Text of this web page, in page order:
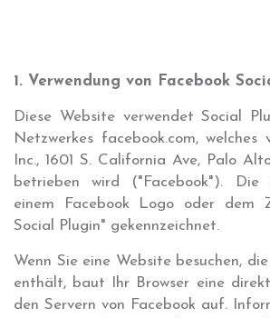
1. Verwendung von Facebook
Diese Website verwendet Social
Netzwerkes facebook.com, welches
Inc., 1601 S. California Ave, Palo
betrieben wird ("Facebook").
einem Facebook Logo oder dem
Social Plugin" gekennzeichnet.
Wenn Sie eine Website besuchen,
enthält, baut Ihr Browser eine
den Servern von Facebook auf.